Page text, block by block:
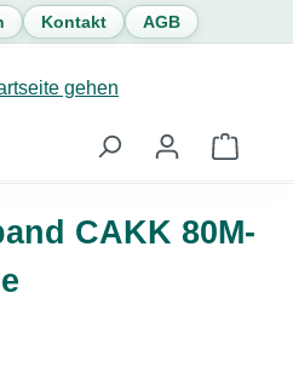
Kontakt AGB
CAKK 80M-